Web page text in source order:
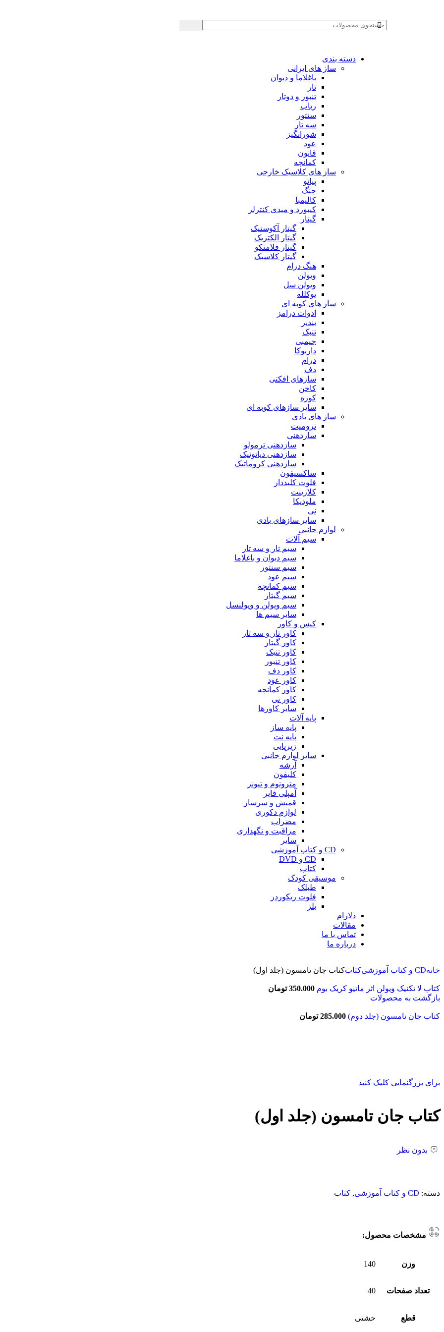
دسته بندی
ساز های ایرانی
باغلاما و دیوان
تار
تنبور و دوتار
رباب
سنتور
سه تار
شورانگیز
عود
قانون
کمانچه
ساز های کلاسیک خارجی
پیانو
چنگ
کالیمبا
کیبورد و میدی کنترلر
گیتار
گیتار آکوستیک
گیتار الکتریک
گیتار فلامنکو
گیتار کلاسیک
هنگ درام
ویولن
ویولن سل
یوکلله
ساز های کوبه ای
ادوات درامز
بندیر
تنبک
جیمبی
داربوکا
درام
دف
سازهای افکتی
کاخن
کوزه
سایر سازهای کوبه ای
ساز های بادی
ترومپت
سازدهنی
سازدهنی ترمولو
سازدهنی دیاتونیک
سازدهنی کروماتیک
ساکسیفون
فلوت کلیددار
کلارینت
ملودیکا
نی
سایر سازهای بادی
لوازم جانبی
سیم آلات
سیم تار و سه تار
سیم دیوان و باغلاما
سیم سنتور
سیم عود
سیم کمانچه
سیم گیتار
سیم ویولن و ویولنسل
سایر سیم ها
کیس و کاور
کاور تار و سه تار
کاور گیتار
کاور تنبک
کاور تنبور
کاور دف
کاور عود
کاور کمانچه
کاور نی
سایر کاورها
پایه آلات
پایه ساز
پایه نت
زیرپایی
سایر لوازم جانبی
آرشه
کلیفون
مترونوم و تیونر
آمپلی فایر
قمیش و سرساز
لوازم دکوری
مضراب
مراقبت و نگهداری
سایر
CD و کتاب آموزشی
CD و DVD
کتاب
موسیقی کودک
طبلک
فلوت ریکوردر
بلز
دلارام
مقالات
تماس با ما
درباره ما
خانهCD و کتاب آموزشی کتابکتاب جان تامسون (جلد اول)
کتاب لا تکنیک ویولن اثر ماتیو کریک بوم 350.000 تومان
بازگشت به محصولات
کتاب جان تامسون (جلد دوم) 285.000 تومان
برای بزرگنمایی کلیک کنید
کتاب جان تامسون (جلد اول)
بدون نظر
دسته: CD و کتاب آموزشی , کتاب
مشخصات محصول:
وزن 140
تعداد صفحات 40
قطع خشتی